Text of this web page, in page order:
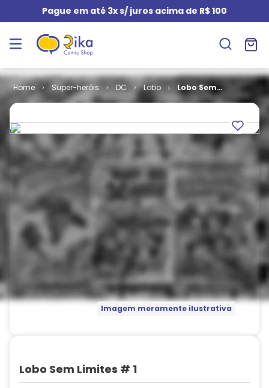
Pague em até 3x s/ juros acima de R$ 100
Super-heróis DC Lobo
Lobo Sem
Limites # 1
Imagem meramente ilustrativa
Lobo Sem Limites # 1